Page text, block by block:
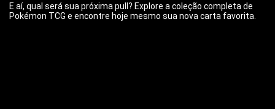
E aí, qual será sua próxima pull? Explore a coleção completa de
Pokémon TCG e encontre hoje mesmo sua nova carta favorita.